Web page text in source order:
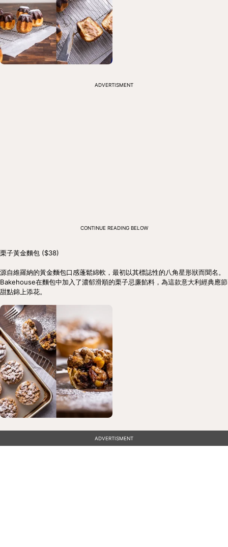
ADVERTISMENT
CONTINUE READING BELOW
栗子黃金麵包 ($38)
源自維羅納的黃金麵包口感蓬鬆綿軟，最初以其標誌性的八角星形狀而聞名。
Bakehouse在麵包中加入了濃郁滑順的栗子忌廉餡料，為這款意大利經典應節
甜點錦上添花。
ADVERTISMENT